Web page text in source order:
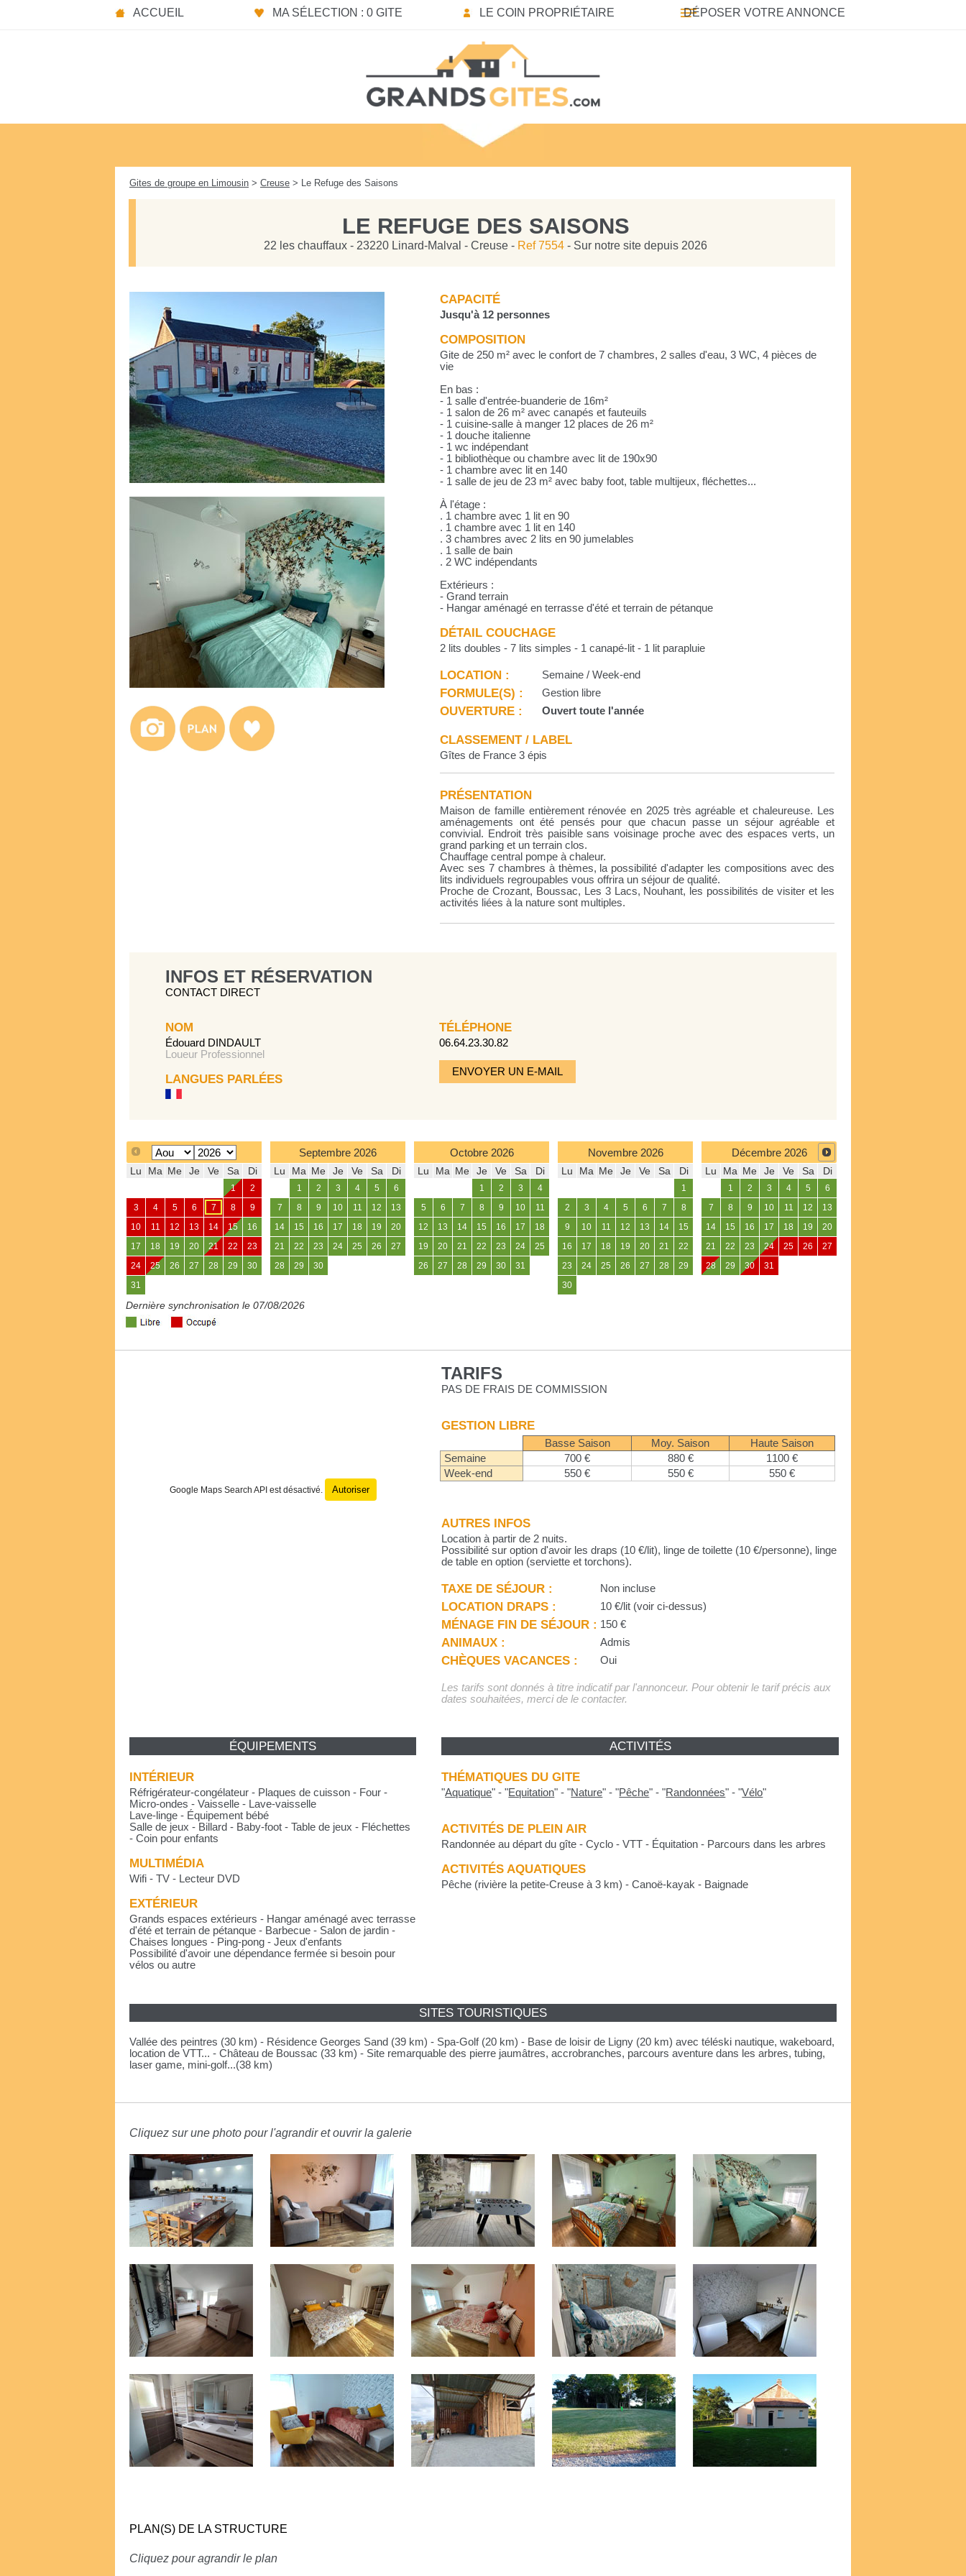
ACCUEIL MA SÉLECTION : 0 GITE LE COIN PROPRIÉTAIRE DÉPOSER VOTRE ANNONCE
Gites de groupe en Limousin > Creuse > Le Refuge des Saisons
LE REFUGE DES SAISONS
22 les chauffaux - 23220 Linard-Malval - Creuse - Ref 7554 - Sur notre site depuis 2026
CAPACITÉ
Jusqu'à 12 personnes
COMPOSITION
Gite de 250 m² avec le confort de 7 chambres, 2 salles d'eau, 3 WC, 4 pièces de
vie
En bas :
- 1 salle d'entrée-buanderie de 16m²
- 1 salon de 26 m² avec canapés et fauteuils
- 1 cuisine-salle à manger 12 places de 26 m²
- 1 douche italienne
- 1 wc indépendant
- 1 bibliothèque ou chambre avec lit de 190x90
- 1 chambre avec lit en 140
- 1 salle de jeu de 23 m² avec baby foot, table multijeux, fléchettes...
À l'étage :
. 1 chambre avec 1 lit en 90
. 1 chambre avec 1 lit en 140
. 3 chambres avec 2 lits en 90 jumelables
. 1 salle de bain
. 2 WC indépendants
Extérieurs :
- Grand terrain
- Hangar aménagé en terrasse d'été et terrain de pétanque
DÉTAIL COUCHAGE
2 lits doubles - 7 lits simples - 1 canapé-lit - 1 lit parapluie
LOCATION : Semaine / Week-end
FORMULE(S) : Gestion libre
OUVERTURE : Ouvert toute l'année
CLASSEMENT / LABEL
Gîtes de France 3 épis
PRÉSENTATION
Maison de famille entièrement rénovée en 2025 très agréable et chaleureuse. Les
aménagements ont été pensés pour que chacun passe un séjour agréable et
convivial. Endroit très paisible sans voisinage proche avec des espaces verts, un
grand parking et un terrain clos.
Chauffage central pompe à chaleur.
Avec ses 7 chambres à thèmes, la possibilité d'adapter les compositions avec des
lits individuels regroupables vous offrira un séjour de qualité.
Proche de Crozant, Boussac, Les 3 Lacs, Nouhant, les possibilités de visiter et les
activités liées à la nature sont multiples.
INFOS ET RÉSERVATION
CONTACT DIRECT
NOM
Édouard DINDAULT
Loueur Professionnel
LANGUES PARLÉES
TÉLÉPHONE
06.64.23.30.82
ENVOYER UN E-MAIL
Lu Ma Me Je Ve Sa Di
1 2
3 4 5 6 7 8 9
10 11 12 13 14 15 16
17 18 19 20 21 22 23
24 25 26 27 28 29 30
31
Septembre 2026
Lu Ma Me Je Ve Sa Di
1 2 3 4 5 6
7 8 9 10 11 12 13
14 15 16 17 18 19 20
21 22 23 24 25 26 27
28 29 30
Octobre 2026
Lu Ma Me Je Ve Sa Di
1 2 3 4
5 6 7 8 9 10 11
12 13 14 15 16 17 18
19 20 21 22 23 24 25
26 27 28 29 30 31
Novembre 2026
Lu Ma Me Je Ve Sa Di
1
2 3 4 5 6 7 8
9 10 11 12 13 14 15
16 17 18 19 20 21 22
23 24 25 26 27 28 29
30
Décembre 2026
Lu Ma Me Je Ve Sa Di
1 2 3 4 5 6
7 8 9 10 11 12 13
14 15 16 17 18 19 20
21 22 23 24 25 26 27
28 29 30 31
Dernière synchronisation le 07/08/2026
Google Maps Search API est désactivé. Autoriser
TARIFS
PAS DE FRAIS DE COMMISSION
GESTION LIBRE
Basse Saison Moy. Saison
Haute Saison
Semaine
700 € 880 €
1100 €
Week-end
550 € 550 € 550 €
AUTRES INFOS
Location à partir de 2 nuits.
Possibilité sur option d'avoir les draps (10 €/lit), linge de toilette (10 €/personne), linge
de table en option (serviette et torchons).
TAXE DE SÉJOUR : Non incluse
LOCATION DRAPS : 10 €/lit (voir ci-dessus)
MÉNAGE FIN DE SÉJOUR : 150 €
ANIMAUX : Admis
CHÈQUES VACANCES : Oui
Les tarifs sont donnés à titre indicatif par l'annonceur. Pour obtenir le tarif précis aux
dates souhaitées, merci de le contacter.
ÉQUIPEMENTS
INTÉRIEUR
Réfrigérateur-congélateur - Plaques de cuisson - Four -
Micro-ondes - Vaisselle - Lave-vaisselle
Lave-linge - Équipement bébé
Salle de jeux - Billard - Baby-foot - Table de jeux - Fléchettes
- Coin pour enfants
MULTIMÉDIA
Wifi - TV - Lecteur DVD
EXTÉRIEUR
Grands espaces extérieurs - Hangar aménagé avec terrasse
d'été et terrain de pétanque - Barbecue - Salon de jardin -
Chaises longues - Ping-pong - Jeux d'enfants
Possibilité d'avoir une dépendance fermée si besoin pour
vélos ou autre
ACTIVITÉS
THÉMATIQUES DU GITE
"Aquatique" -"Equitation" -"Nature" -"Pêche" -"Randonnées" -"Vélo"
ACTIVITÉS DE PLEIN AIR
Randonnée au départ du gîte - Cyclo - VTT - Équitation - Parcours dans les arbres
ACTIVITÉS AQUATIQUES
Pêche (rivière la petite-Creuse à 3 km) - Canoë-kayak - Baignade
SITES TOURISTIQUES
Vallée des peintres (30 km) - Résidence Georges Sand (39 km) - Spa-Golf (20 km) - Base de loisir de Ligny (20 km) avec téléski nautique, wakeboard,
location de VTT... - Château de Boussac (33 km) - Site remarquable des pierre jaumâtres, accrobranches, parcours aventure dans les arbres, tubing,
laser game, mini-golf...(38 km)
Cliquez sur une photo pour l'agrandir et ouvrir la galerie
PLAN(S) DE LA STRUCTURE
Cliquez pour agrandir le plan
Panneau de gestion des cookies